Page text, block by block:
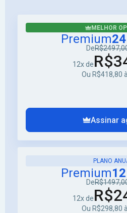
MELHOR
Premium
De
12x de
Ou R$418,80
Assinar
PLANO
Premium
De
12x de
Ou R$298,80